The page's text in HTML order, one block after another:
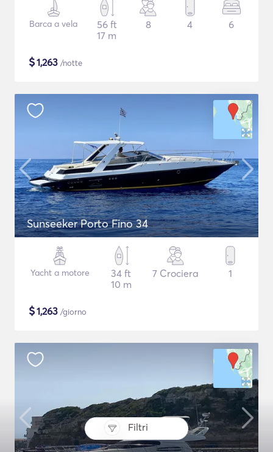
Filtri
Barca a vela
56 ft
17 m
8 4 6
$1,263 /notte
Sunseeker Porto Fino 34
Yacht a motore
34 ft
10 m
7 Crociera 1
$1,263 /giorno